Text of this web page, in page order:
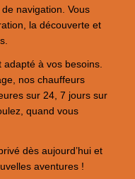
navigation. Vous
la découverte et
adapté à vos besoins.
nos chauffeurs
sur 24, 7 jours sur
quand vous
dès aujourd’hui et
aventures !